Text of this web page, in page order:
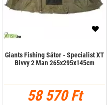
Giants Fishing Sátor - Specialist XT
Bivvy 2 Man 265x295x145cm
58 570 Ft